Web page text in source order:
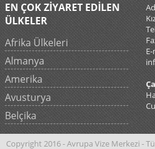
EN ÇOK ZİYARET EDİLEN
ÜLKELER
Afrika Ülkeleri
Almanya
Amerika
Avusturya
Belçika
E-
Copyright 2016 - Avrupa Vize Merkezi -